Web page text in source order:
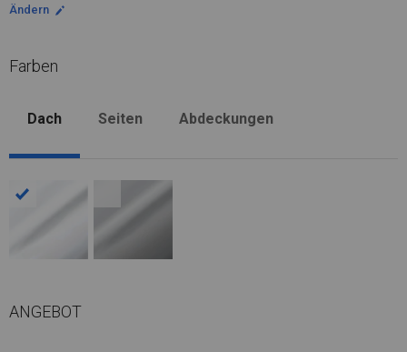
Ändern
Farben
Dach Seiten Abdeckungen
ANGEBOT